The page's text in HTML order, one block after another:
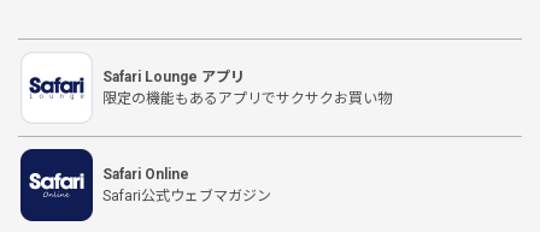
Safari Lounge アプリ
限定の機能もあるアプリでサクサクお買い物
Safari Online
Safari公式ウェブマガジン